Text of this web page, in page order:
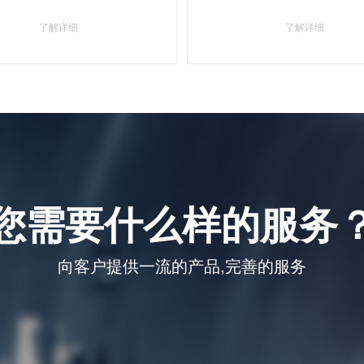
了解详细 了解详细
需要什么样的服务
向客户提供一流的产品,完善的服务